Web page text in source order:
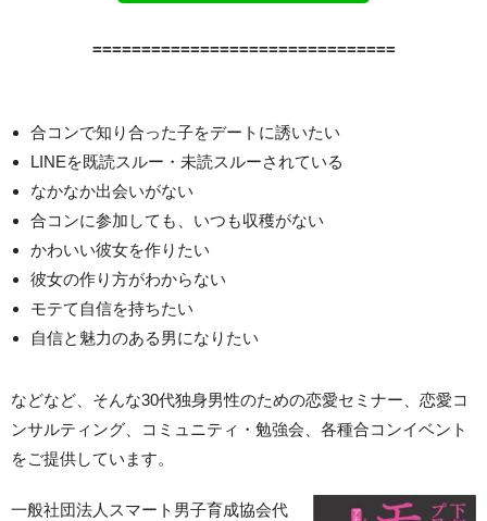
===============================
合コンで知り合った子をデートに誘いたい
LINEを既読スルー・未読スルーされている
なかなか出会いがない
合コンに参加しても、いつも収穫がない
かわいい彼女を作りたい
彼女の作り方がわからない
モテて自信を持ちたい
自信と魅力のある男になりたい
などなど、そんな30代独身男性のための恋愛セミナー、恋愛コ
ンサルティング、コミュニティ・勉強会、各種合コンイベント
をご提供しています。
一般社団法人スマート男子育成協会代